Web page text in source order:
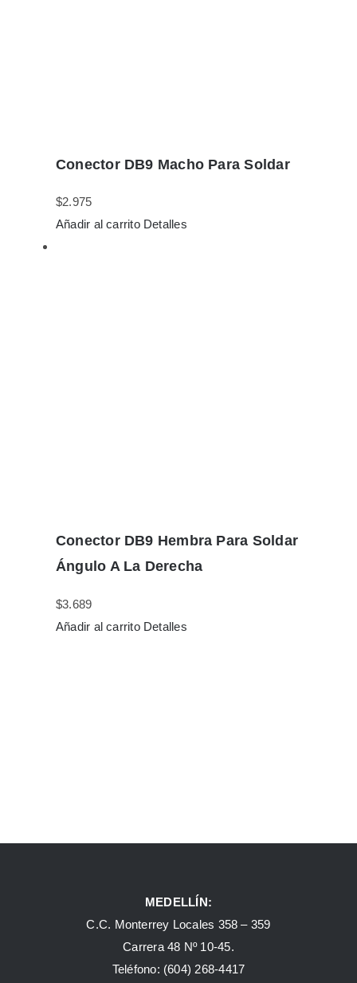
Conector DB9 Macho Para Soldar
$2.975
Añadir al carrito Detalles
Conector DB9 Hembra Para Soldar
Ángulo A La Derecha
$3.689
Añadir al carrito Detalles
MEDELLÍN:
C.C. Monterrey Locales 358 – 359
Carrera 48 Nº 10-45.
Teléfono: (604) 268-4417